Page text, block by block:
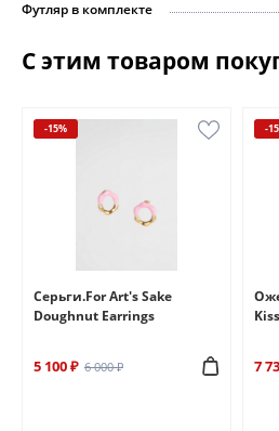
Футляр в комплекте
С этим товаром
-15%
Серьги.For Art's Sake
Doughnut Earrings
5 100 ₽ 6 000 ₽
-
7